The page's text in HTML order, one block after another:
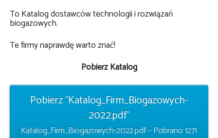
To Katalog dostawców technologii i rozwiązań
biogazowych.
Te firmy naprawdę warto znać!
Pobierz Katalog
Pobierz “Katalog_Firm_Biogazowych-
2022.pdf”
Katalog_Firm_Biogazowych-2022.pdf – Pobrano 1271